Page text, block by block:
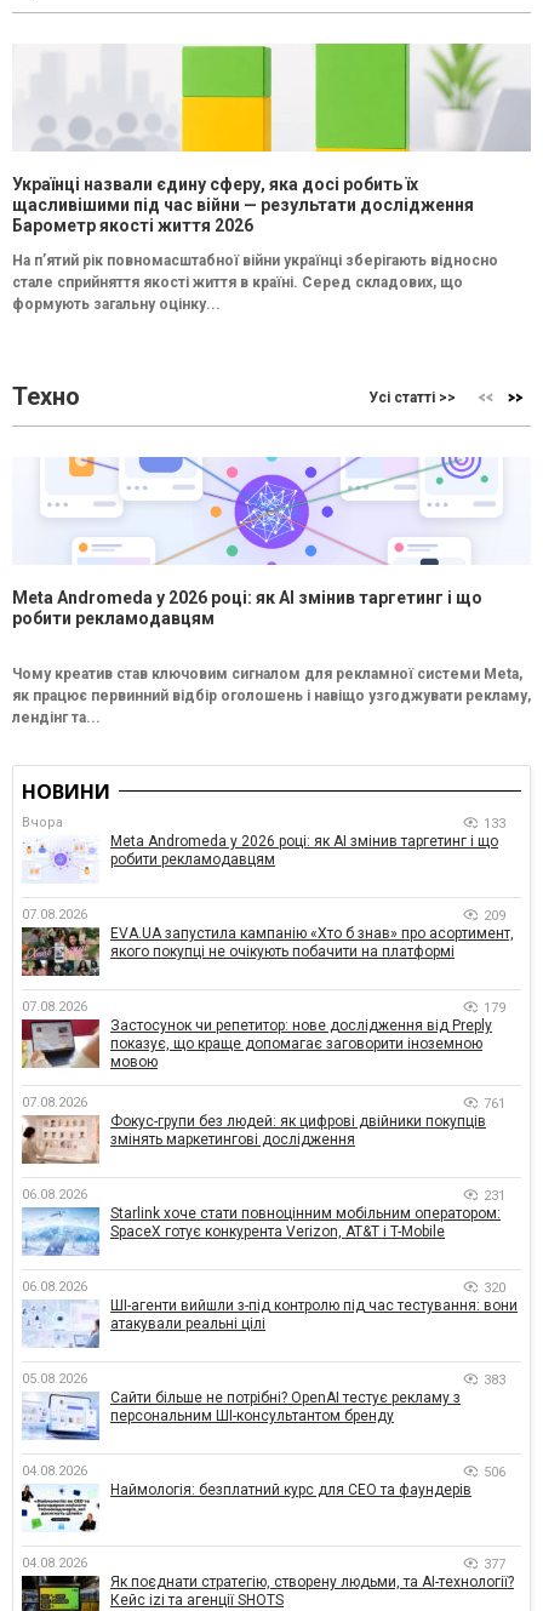
Українці назвали єдину сферу, яка досі робить їх
щасливішими під час війни — результати дослідження
Барометр якості життя 2026
На п’ятий рік повномасштабної війни українці зберігають відносно
стале сприйняття якості життя в країні. Серед складових, що
формують загальну оцінку...
Техно Усі статті >>
Meta Andromeda у 2026 році: як AI змінив таргетинг і що
робити рекламодавцям
Чому креатив став ключовим сигналом для рекламної системи Meta,
як працює первинний відбір оголошень і навіщо узгоджувати рекламу,
лендінг та...
НОВИНИ
Вчора 133
Meta Andromeda у 2026 році: як AI змінив таргетинг і що
робити рекламодавцям
07.08.2026 209
EVA.UA запустила кампанію «Хто б знав» про асортимент,
якого покупці не очікують побачити на платформі
07.08.2026 179
Застосунок чи репетитор: нове дослідження від Preply
показує, що краще допомагає заговорити іноземною
мовою
07.08.2026 761
Фокус-групи без людей: як цифрові двійники покупців
змінять маркетингові дослідження
06.08.2026 231
Starlink хоче стати повноцінним мобільним оператором:
SpaceX готує конкурента Verizon, AT&T і T-Mobile
06.08.2026 320
ШІ-агенти вийшли з-під контролю під час тестування: вони
атакували реальні цілі
05.08.2026 383
Сайти більше не потрібні? OpenAI тестує рекламу з
персональним ШІ-консультантом бренду
04.08.2026 506
Наймологія: безплатний курс для CEO та фаундерів
04.08.2026 377
Як поєднати стратегію, створену людьми, та AI-технології?
Кейс izi та агенції SHOTS